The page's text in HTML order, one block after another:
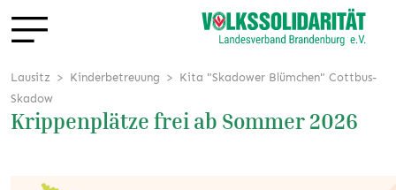
Lausitz Kinderbetreuung
Kita "Skadower Blümchen" Cottbus-
Skadow
Krippenplätze frei ab Sommer 2026